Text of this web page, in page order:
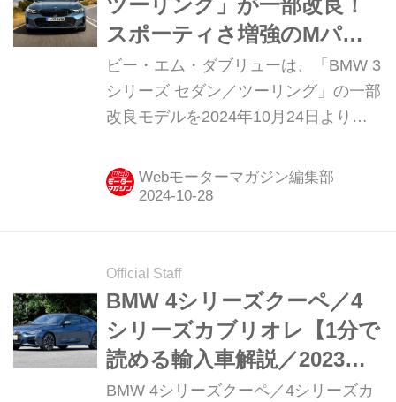
念ながら「BMW M550d xDrive」が正
規輸入されることはなかった。（以下
の試乗記は、Motor Magazine 2012年5
月号より）
スポーティさ増強のMパフ
ォーマンスモデル。PHEVも
大幅に商品力アップ
ビー・エム・ダブリューは、「BMW 3
シリーズ セダン／ツーリング」の一部
改良モデルを2024年10月24日より販
なる。
Webモーターマガジン編集部
Official Staff
BMW 4シリーズクーペ／4
シリーズカブリオレ【1分で
読める輸入車解説／2023年
現行モデル】
BMW 4シリーズクーペ／4シリーズカ